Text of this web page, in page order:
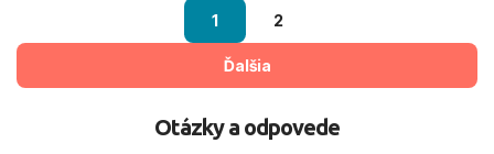
1 2
Ďalšia
Otázky a odpovede